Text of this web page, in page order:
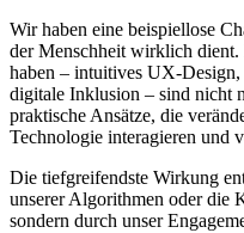
Wir haben eine beispiellose
der Menschheit wirklich
haben – intuitives UX-
digitale Inklusion – sind nicht
praktische Ansätze, die
Technologie interagieren und
Die tiefgreifendste Wirkung
unserer Algorithmen oder die
sondern durch unser